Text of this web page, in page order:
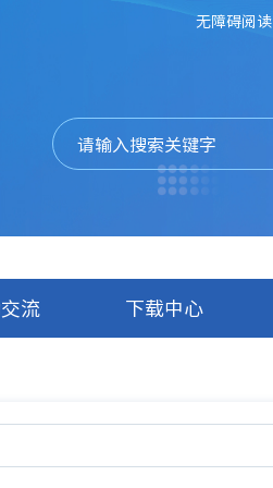
无障碍阅读
流 下载中心